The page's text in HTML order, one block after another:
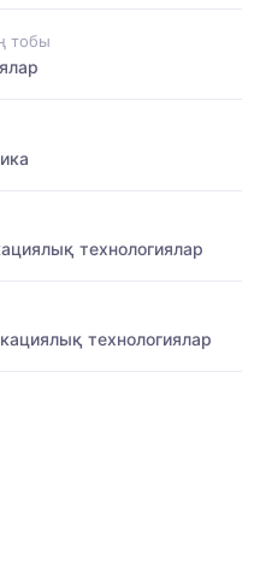
тобы
технологиялар
технологиялар